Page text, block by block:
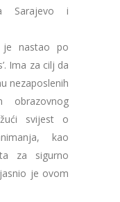
Sarajevo i
je nastao po
Ima za cilj da
nezaposlenih
obrazovnog
svijest o
kao
za sigurno
je ovom